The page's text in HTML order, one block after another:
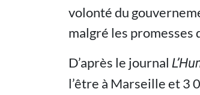
volonté du
malgré les promesses
D’après le journal
l’être à Marseille et 3